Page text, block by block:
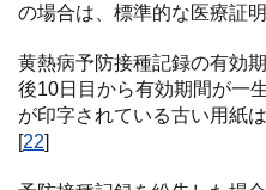
の場合は、標準的な医療証
黄熱病予防接種記録の有効
後10日目から有効期間が一
が印字されている古い用紙
[22]